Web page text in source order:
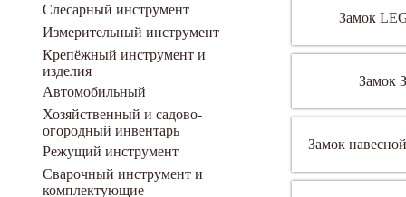
Слесарный инструмент
Измерительный инструмент
Крепёжный инструмент и
изделия
Автомобильный
Хозяйственный и садово-
огородный инвентарь
Режущий инструмент
Сварочный инструмент и
комплектующие
Замок
Замок
Замок